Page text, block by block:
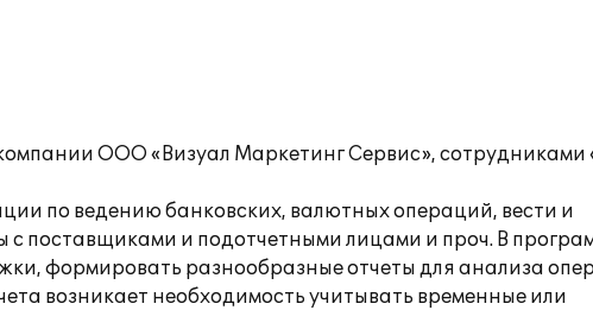
компании ООО «Визуал Маркетинг Сервис»,
по ведению банковских, валютных операций, вести и
с поставщиками и подотчетными лицами и проч. В
формировать разнообразные отчеты для анализа
возникает необходимость учитывать временные или